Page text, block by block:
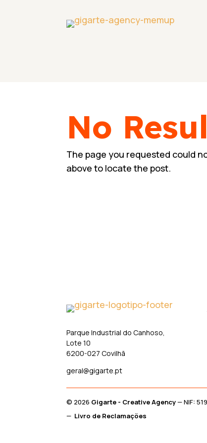
No
The page you requested could
above to locate the post.
Parque Industrial do Canhoso,
Lote 10
6200-027 Covilhã
geral@gigarte.pt
© 2026 Gigarte - Creative Agency— NIF:
— Livro de Reclamações